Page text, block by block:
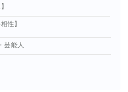
性】
芸能人